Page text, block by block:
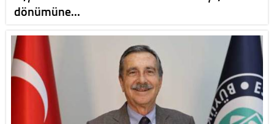
dönümüne…